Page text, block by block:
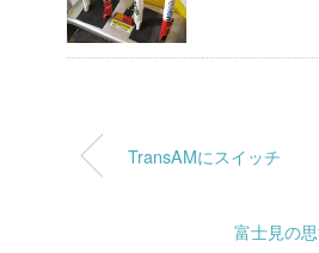
TransAMにスイッチ
富士見の